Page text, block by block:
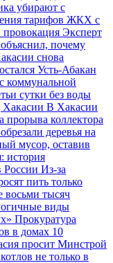
убирают с
тарифов ЖКХ с
провокация Эксперт
почему
снова
Усть-Абакан
коммунальной
сутки без воды
Хакасии В Хакасии
прорыва коллектора
деревья на
мусор, оставив
история
России Из-за
пить только
восьми тысяч
виды
Прокуратура
в домах 10
просит Минстрой
не только в